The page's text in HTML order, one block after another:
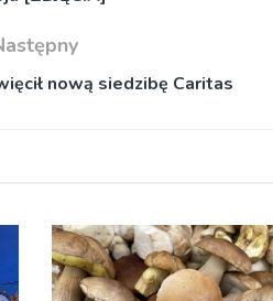
nową siedzibę Caritas